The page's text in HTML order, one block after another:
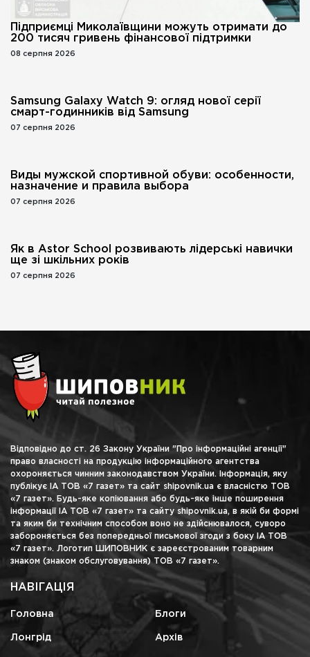
Підприємці Миколаївщини можуть отримати до
200 тисяч гривень фінансової підтримки
08 серпня 2026
Samsung Galaxy Watch 9: огляд нової серії
смарт-годинників від Samsung
07 серпня 2026
Виды мужской спортивной обуви: особенности,
назначение и правила выбора
07 серпня 2026
Як в Astor School розвивають лідерські навички
ще зі шкільних років
07 серпня 2026
Відповідно до ст. 26 Закону України "Про інформаційні агенції"
право власності на продукцію інформаційного агентства
охороняється чинним законодавством України. Інформація, яку
публікує ІА ТОВ «7 газет» та сайт shipovnik.ua є власністю ТОВ
«7 газет». Будь-яке копіювання або будь-яке інше поширення
інформації ІА ТОВ «7 газет» та сайту shipovnik.ua, в якій би формі
та яким би технічним способом воно не здійснювалося, суворо
забороняється без попередньої письмової згоди з боку ІА ТОВ
«7 газет». Логотип ШИПОВНИК є зареєстрованим товарним
знаком (знаком обслуговування) ТОВ «7 газет».
НАВІГАЦІЯ
Головна Блоги
Лонгрід Архів